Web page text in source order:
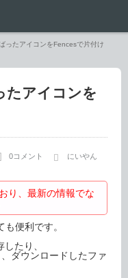
ったアイコンをFencesで片付け
たアイコンを
0コメント にいやん
り、最新の情報でな
便利です。
たり、
ダウンロードしたファ